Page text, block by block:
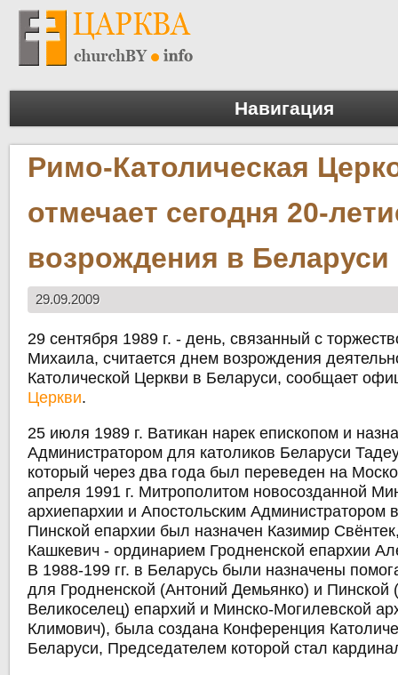
Навигация
Римо-Католическая
отмечает сегодня 20-
возрождения в Беларуси
29.09.2009
29 сентября 1989 г. - день, связанный с
Михаила, считается днем возрождения
Католической Церкви в Беларуси, сообщает
Церкви.
25 июля 1989 г. Ватикан нарек епископом и
Администратором для католиков Беларуси
который через два года был переведен на
апреля 1991 г. Митрополитом новосозданной
архиепархии и Апостольским Администратором
Пинской епархии был назначен Казимир
Кашкевич - ординарием Гродненской епархии
В 1988-199 гг. в Беларусь были назначены
для Гродненской (Антоний Демьянко) и Пинской
Великоселец) епархий и Минско-Могилевской
Климович), была создана Конференция
Беларуси, Председателем которой стал